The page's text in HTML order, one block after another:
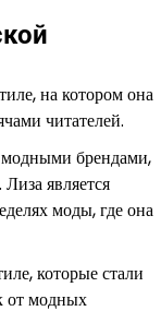
на котором она
читателей.
брендами,
является
моды, где она
которые стали
от модных